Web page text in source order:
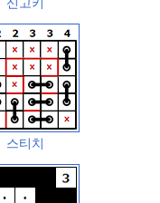
신고키
스티치